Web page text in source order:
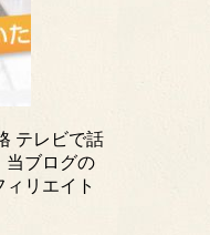
テレビで話
当ブログの
リエイト